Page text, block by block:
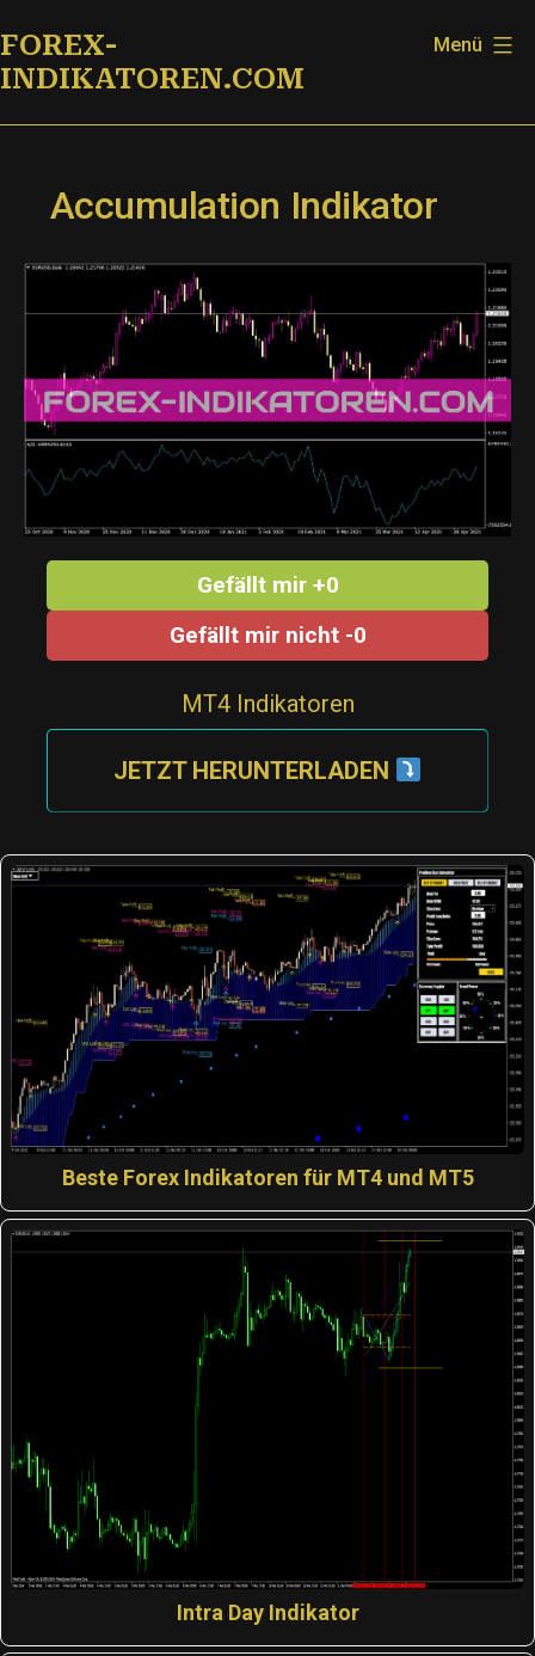
Inhalt
springen
FOREX-
INDIKATOREN.COM
Menü
Accumulation Indikator
Gefällt mir +0
Gefällt mir nicht -0
MT4 Indikatoren
JETZT HERUNTERLADEN
Beste Forex Indikatoren für MT4 und MT5
Intra Day Indikator